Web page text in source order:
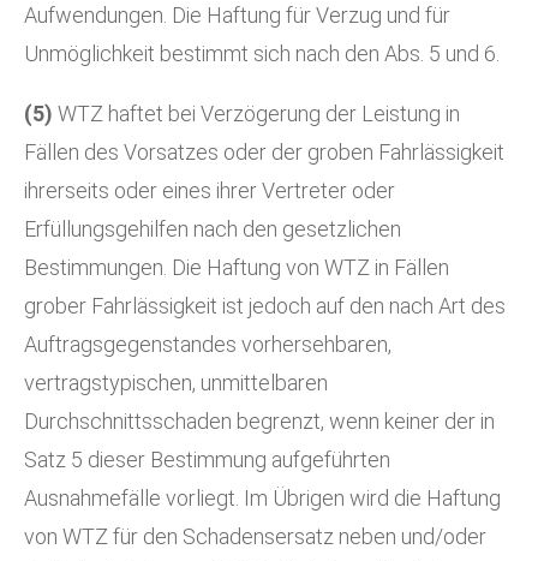
Aufwendungen. Die Haftung für Verzug und für
Unmöglichkeit bestimmt sich nach den Abs. 5 und 6.
(5) WTZ haftet bei Verzögerung der Leistung in
Fällen des Vorsatzes oder der groben Fahrlässigkeit
ihrerseits oder eines ihrer Vertreter oder
Erfüllungsgehilfen nach den gesetzlichen
Bestimmungen. Die Haftung von WTZ in Fällen
grober Fahrlässigkeit ist jedoch auf den nach Art des
Auftragsgegenstandes vorhersehbaren,
vertragstypischen, unmittelbaren
Durchschnittsschaden begrenzt, wenn keiner der in
Satz 5 dieser Bestimmung aufgeführten
Ausnahmefälle vorliegt. Im Übrigen wird die Haftung
von WTZ für den Schadensersatz neben und/oder